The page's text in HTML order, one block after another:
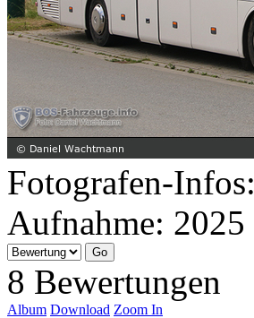
Fotografen-Infos:
Aufnahme: 2025
8 Bewertungen
Album Download Zoom In